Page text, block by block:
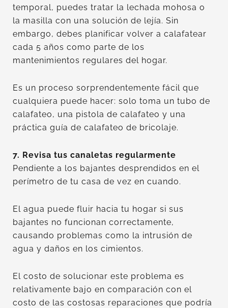
temporal, puedes tratar la lechada mohosa o
la masilla con una solución de lejía. Sin
embargo, debes planificar volver a calafatear
cada 5 años como parte de los
mantenimientos regulares del hogar.
Es un proceso sorprendentemente fácil que
cualquiera puede hacer: solo toma un tubo de
calafateo, una pistola de calafateo y una
práctica guía de calafateo de bricolaje.
7. Revisa tus canaletas regularmente
Pendiente a los bajantes desprendidos en el
perímetro de tu casa de vez en cuando.
El agua puede fluir hacia tu hogar si sus
bajantes no funcionan correctamente,
causando problemas como la intrusión de
agua y daños en los cimientos.
El costo de solucionar este problema es
relativamente bajo en comparación con el
costo de las costosas reparaciones que podría